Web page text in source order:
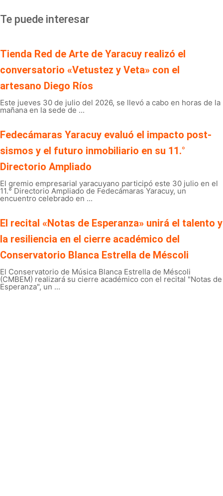
Te puede interesar
Tienda Red de Arte de Yaracuy realizó el
conversatorio «Vetustez y Veta» con el
artesano Diego Ríos
Este jueves 30 de julio del 2026, se llevó a cabo en horas de la
mañana en la sede de ...
Fedecámaras Yaracuy evaluó el impacto post-
sismos y el futuro inmobiliario en su 11.°
Directorio Ampliado
El gremio empresarial yaracuyano participó este 30 julio en el
11.° Directorio Ampliado de Fedecámaras Yaracuy, un
encuentro celebrado en ...
El recital «Notas de Esperanza» unirá el talento y
la resiliencia en el cierre académico del
Conservatorio Blanca Estrella de Méscoli
El Conservatorio de Música Blanca Estrella de Méscoli
(CMBEM) realizará su cierre académico con el recital "Notas de
Esperanza", un ...